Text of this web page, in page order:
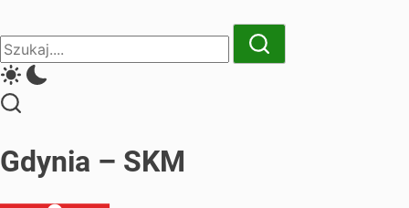
Close
Search
Search
Gdynia – SKM